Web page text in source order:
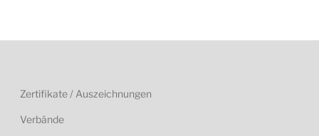
Zertifikate / Auszeichnungen
Verbände